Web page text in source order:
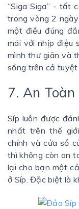
“Siga Siga” - tất
trong vòng 2
một điều đúng
mái với nhịp điệu
mình thư giãn và
sống trên cả tuyệt
7. An Toàn
Síp luôn được
nhất trên thế
chính và cửa sổ
thì không còn an
lại cho bạn một
ở Síp. Đặc biệt là